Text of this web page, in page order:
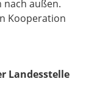
außen.
Kooperation
Landesstelle